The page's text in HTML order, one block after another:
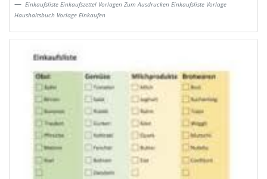
Einkaufsliste Einkaufszettel Vorlagen Zum Ausdrucken Einkaufsliste Vorlage
Haushaltsbuch Vorlage Einkaufen